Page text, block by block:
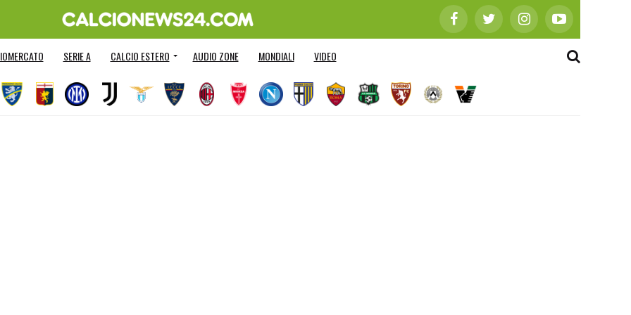
SERIE A CALCIO ESTERO AUDIO ZONE MONDIALI VIDEO